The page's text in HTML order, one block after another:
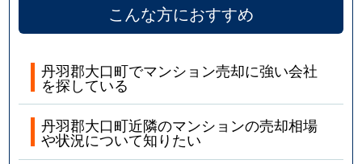
こんな方におすすめ
丹羽郡大口町でマンション売却に強い会社
を探している
丹羽郡大口町近隣のマンションの売却相場
や状況について知りたい